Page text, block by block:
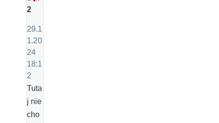
2
29.1
1.20
24
18:1
2
Tuta
j nie
cho